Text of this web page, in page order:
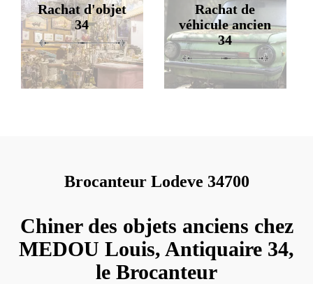
Rachat d'objet
34
Rachat de
véhicule ancien
34
Brocanteur Lodeve 34700
Chiner des objets anciens chez
MEDOU Louis, Antiquaire 34,
le Brocanteur